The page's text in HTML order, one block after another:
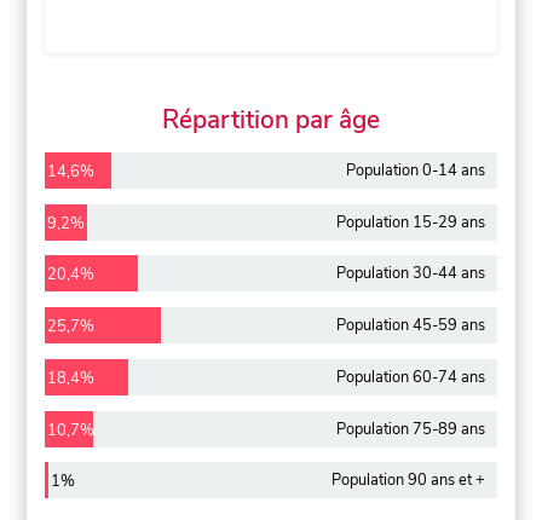
Répartition par âge
14,6% Population 0-14 ans
9,2% Population 15-29 ans
20,4% Population 30-44 ans
25,7% Population 45-59 ans
18,4% Population 60-74 ans
10,7% Population 75-89 ans
1% Population 90 ans et +